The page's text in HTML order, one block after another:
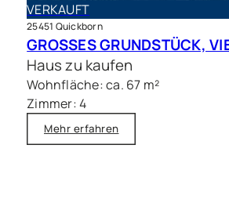
VERKAUFT
25451 Quickborn
Haus zu kaufen
Wohnfläche: ca. 67 m²
Zimmer: 4
Mehr erfahren